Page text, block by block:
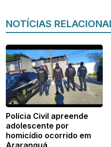
NOTÍCIAS
Polícia Civil apreende
adolescente por
homicídio ocorrido em